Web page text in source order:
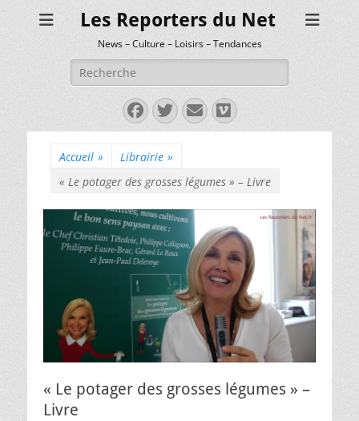
Les Reporters du Net
News – Culture – Loisirs – Tendances
Rechercher :
Facebook
Twitter
E-
mail
Vimeo
Accueil » Librairie »
« Le potager des grosses légumes » – Livre
« Le potager des grosses légumes » –
Livre